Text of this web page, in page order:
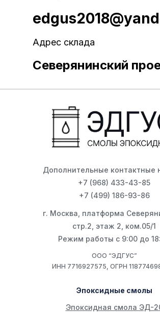
Адрес склада
Северянинский
ООО “ЭДГУС”
ИНН 7716927575, ОГРН
Дополнительные контактные
+7 (968) 433-43-85
+7 (499) 186-93-86
Эпоксидная смола ЭД-
Эпоксидные смолы
г. Москва, платформа
стр.2, этаж 2, ком.05/1
Режим работы с 9:00 до